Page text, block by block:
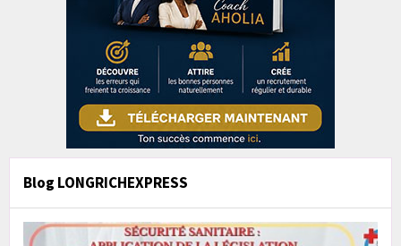
Blog LONGRICHEXPRESS